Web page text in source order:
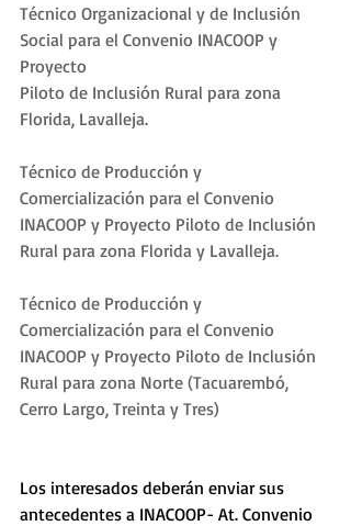
Técnico Organizacional y de Inclusión
Social para el Convenio INACOOP y
Proyecto
Piloto de Inclusión Rural para zona
Florida, Lavalleja.
Técnico de Producción y
Comercialización para el Convenio
INACOOP y Proyecto Piloto de Inclusión
Rural para zona Florida y Lavalleja.
Técnico de Producción y
Comercialización para el Convenio
INACOOP y Proyecto Piloto de Inclusión
Rural para zona Norte (Tacuarembó,
Cerro Largo, Treinta y Tres)
Los interesados deberán enviar sus
antecedentes a INACOOP- At. Convenio